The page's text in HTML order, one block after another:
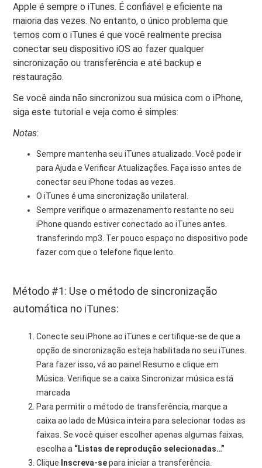
Apple é sempre o iTunes. É confiável e eficiente na
maioria das vezes. No entanto, o único problema que
temos com o iTunes é que você realmente precisa
conectar seu dispositivo iOS ao fazer qualquer
sincronização ou transferência e até backup e
restauração.
Se você ainda não sincronizou sua música com o iPhone,
siga este tutorial e veja como é simples:
Notas:
Sempre mantenha seu iTunes atualizado. Você pode ir
para Ajuda e Verificar Atualizações. Faça isso antes de
conectar seu iPhone todas as vezes.
O iTunes é uma sincronização unilateral.
Sempre verifique o armazenamento restante no seu
iPhone quando estiver conectado ao iTunes antes.
transferindo mp3. Ter pouco espaço no dispositivo pode
fazer com que o telefone fique lento.
Método #1: Use o método de sincronização
automática no iTunes:
Conecte seu iPhone ao iTunes e certifique-se de que a
opção de sincronização esteja habilitada no seu iTunes.
Para fazer isso, vá ao painel Resumo e clique em
Música. Verifique se a caixa Sincronizar música está
marcada
Para permitir o método de transferência, marque a
caixa ao lado de Música inteira para selecionar todas as
faixas. Se você quiser escolher apenas algumas faixas,
escolha a “Listas de reprodução selecionadas…”
Clique Inscreva-separa iniciar a transferência.